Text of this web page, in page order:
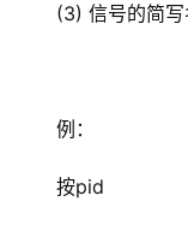
(3) 信号的简
例：
按pid